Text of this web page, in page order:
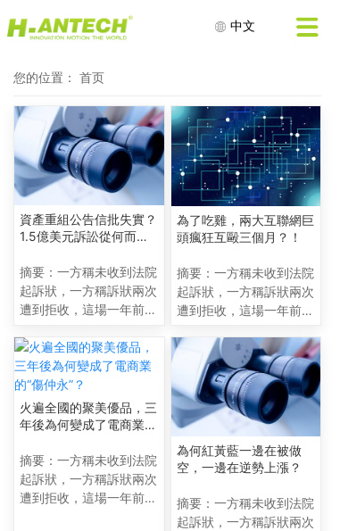
中文
您的位置： 首页
資產重組公告信批失實？
1.5億美元訴訟從何而
摘要：一方稱未收到法院
起訴狀，一方稱訴狀兩次
遭到拒收，這場一年前已
中？ 真相到底如何？ 只
差臨門一腳的上市會受到
影響嗎？ 正在回歸A股路
上加速衝刺的奇虎（以下
簡稱），
為了吃雞，兩大互聯網巨
頭瘋狂互毆三個月？！
摘要：一方稱未收到法院
起訴狀，一方稱訴狀兩次
遭到拒收，這場一年前已
中？ 真相到底如何？ 只
差臨門一腳的上市會受到
影響嗎？ 正在回歸A股路
上加速衝刺的奇虎（以下
簡稱），
火遍全國的聚美優品，三
年後為何變成了電商業的
摘要：一方稱未收到法院
起訴狀，一方稱訴狀兩次
遭到拒收，這場一年前已
為何紅黃藍一邊在被做
空，一邊在逆勢上漲？
摘要：一方稱未收到法院
起訴狀，一方稱訴狀兩次